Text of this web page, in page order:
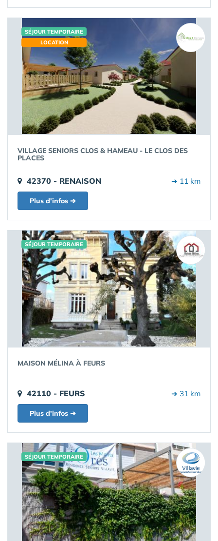
SÉJOUR TEMPORAIRE
LOCATION
VILLAGE SENIORS CLOS & HAMEAU - LE CLOS DES
PLACES
42370 - RENAISON ➔ 11 km
Plus d'infos ➔
SÉJOUR TEMPORAIRE
MAISON MÉLINA À FEURS
42110 - FEURS ➔ 31 km
Plus d'infos ➔
SÉJOUR TEMPORAIRE